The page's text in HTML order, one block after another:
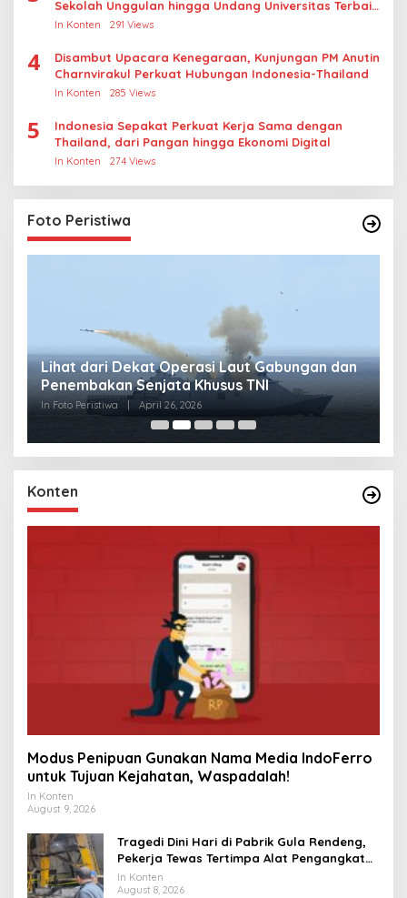
Sekolah Unggulan hingga Undang Universitas Terbaik
Dunia
In Konten 291 Views
4
Disambut Upacara Kenegaraan, Kunjungan PM Anutin
Charnvirakul Perkuat Hubungan Indonesia-Thailand
In Konten 285 Views
5
Indonesia Sepakat Perkuat Kerja Sama dengan
Thailand, dari Pangan hingga Ekonomi Digital
In Konten 274 Views
Foto Peristiwa
Lihat dari Dekat Operasi Laut Gabungan dan
Penembakan Senjata Khusus TNI
In Foto Peristiwa April 26, 2026
Konten
Modus Penipuan Gunakan Nama Media IndoFerro
untuk Tujuan Kejahatan, Waspadalah!
In Konten
August 9, 2026
Tragedi Dini Hari di Pabrik Gula Rendeng,
Pekerja Tewas Tertimpa Alat Pengangkat
Tebu
In Konten
August 8, 2026